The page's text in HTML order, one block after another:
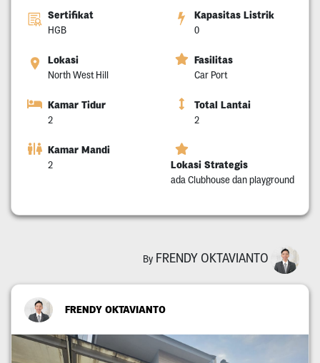
Sertifikat
HGB
Kapasitas Listrik
0
Lokasi
North West Hill
Fasilitas
Car Port
Kamar Tidur
2
Total Lantai
2
Kamar Mandi
2 Lokasi Strategis
ada Clubhouse dan playground
By FRENDY OKTAVIANTO
FRENDY OKTAVIANTO